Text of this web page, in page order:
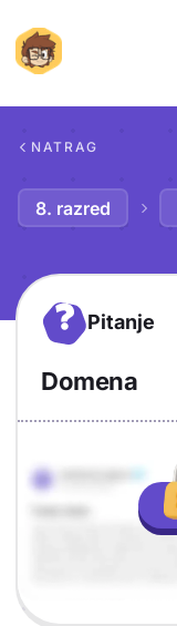
NATRAG
8. razred
? Pitanje
Domena
Odgovor
Objašnjenje